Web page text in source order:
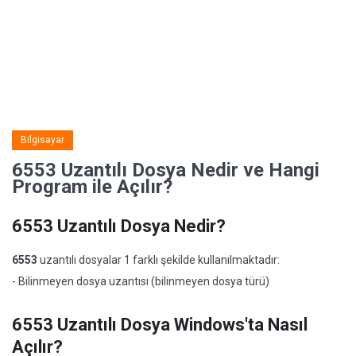
Bilgisayar
6553 Uzantılı Dosya Nedir ve Hangi
Program ile Açılır?
6553 Uzantılı Dosya Nedir?
6553 uzantılı dosyalar 1 farklı şekilde kullanılmaktadır:
- Bilinmeyen dosya uzantısı (bilinmeyen dosya türü)
6553 Uzantılı Dosya Windows'ta Nasıl
Açılır?